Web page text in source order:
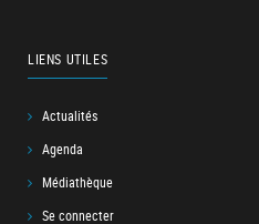
LIENS UTILES
Actualités
Agenda
Médiathèque
Se connecter